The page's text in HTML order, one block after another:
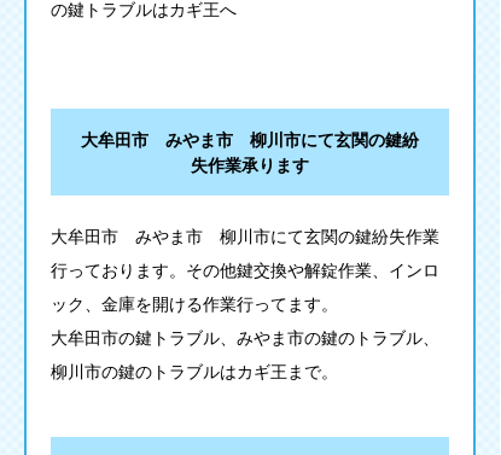
の鍵トラブルはカギ王へ
大牟田市 みやま市 柳川市にて玄関の鍵紛
失作業承ります
大牟田市 みやま市 柳川市にて玄関の鍵紛失作業
行っております。その他鍵交換や解錠作業、インロ
ック、金庫を開ける作業行ってます。
大牟田市の鍵トラブル、みやま市の鍵のトラブル、
柳川市の鍵のトラブルはカギ王まで。